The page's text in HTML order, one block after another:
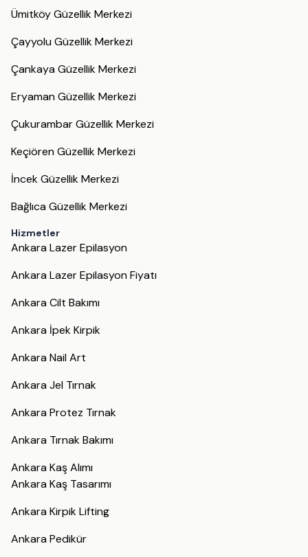
Ümitköy Güzellik Merkezi
Çayyolu Güzellik Merkezi
Çankaya Güzellik Merkezi
Eryaman Güzellik Merkezi
Çukurambar Güzellik Merkezi
Keçiören Güzellik Merkezi
İncek Güzellik Merkezi
Bağlıca Güzellik Merkezi
Hizmetler
Ankara Lazer Epilasyon
Ankara Lazer Epilasyon Fiyatı
Ankara Cilt Bakımı
Ankara İpek Kirpik
Ankara Nail Art
Ankara Jel Tırnak
Ankara Protez Tırnak
Ankara Tırnak Bakımı
Ankara Kaş Alımı
Ankara Kaş Tasarımı
Ankara Kirpik Lifting
Ankara Pedikür